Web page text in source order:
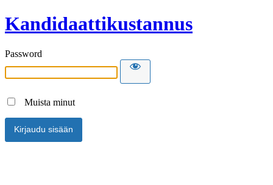
Kandidaattikustannus
Password
Muista minut